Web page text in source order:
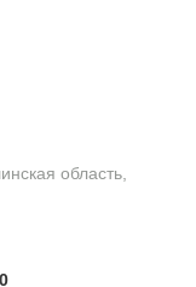
область,